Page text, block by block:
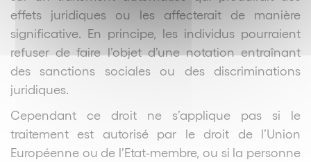
effets juridiques ou les affecterait de manière
significative. En principe, les individus pourraient
refuser de faire l’objet d’une notation entraînant
des sanctions sociales ou des discriminations
juridiques.
Cependant ce droit ne s’applique pas si le
traitement est autorisé par le droit de l’Union
Européenne ou de l’Etat-membre, ou si la personne